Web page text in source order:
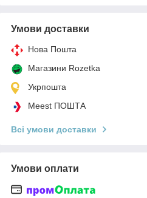
Умови доставки
Нова Пошта
Магазини Rozetka
Укрпошта
Meest ПОШТА
Всі умови доставки
Умови оплати